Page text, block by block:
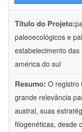
Título do Projeto:
paleoecológicos e
estabelecimento
américa do sul
Resumo: O registro
grande relevância
austral, suas
filogenéticas, desde